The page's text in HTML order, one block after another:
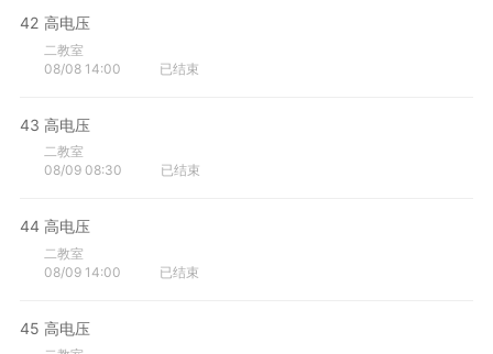
42 高电压
二教室
08/08 14:00
已结束
43 高电压
二教室
08/09 08:30
已结束
44 高电压
二教室
08/09 14:00
已结束
45 高电压